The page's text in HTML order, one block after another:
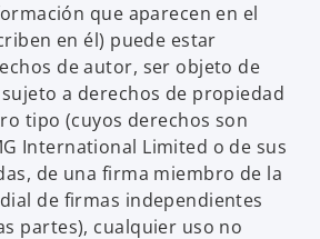
que aparecen en el
en él) puede estar
de autor, ser objeto de
a derechos de propiedad
tipo (cuyos derechos son
International Limited o de sus
de una firma miembro de la
de firmas independientes
partes), cualquier uso no